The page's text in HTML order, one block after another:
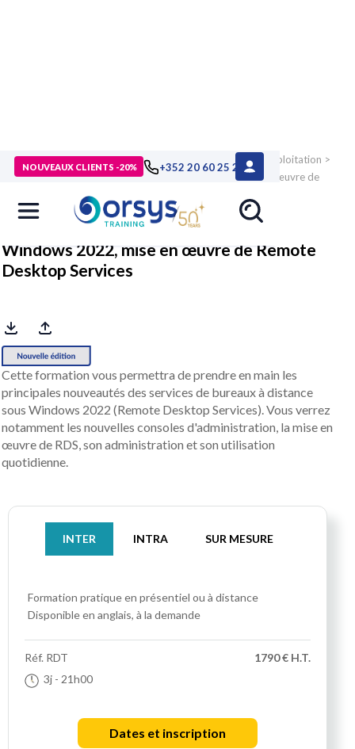
NOUVEAUX CLIENTS -20% +352 20 60 25 26
> Formations>Technologies numériques Systèmes d'exploitation >
Windows : serveurs>Formation Windows 2022, mise en œuvre de
Remote Desktop Services
Windows 2022, mise en œuvre de Remote
Desktop Services
Cette formation vous permettra de prendre en main les
principales nouveautés des services de bureaux à distance
sous Windows 2022 (Remote Desktop Services). Vous verrez
notamment les nouvelles consoles d'administration, la mise en
œuvre de RDS, son administration et son utilisation
quotidienne.
INTER INTRA SUR MESURE
Formation pratique en présentiel ou à distance
Disponible en anglais, à la demande
Réf. RDT
3j - 21h00
1790 € H.T.
Dates et inscription